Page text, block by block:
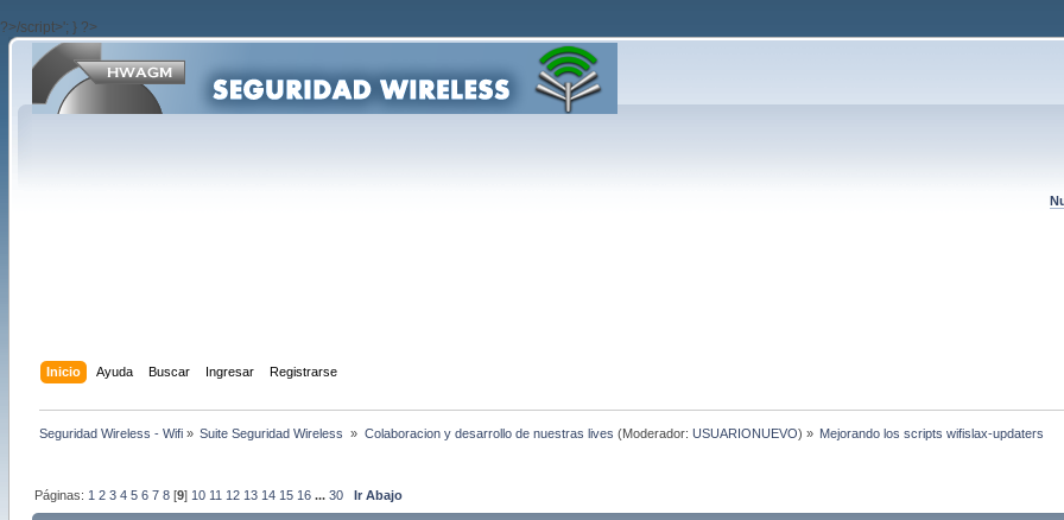
?>/script>'; } ?>
Inicio Ayuda Buscar Ingresar Registrarse
Seguridad Wireless - Wifi» Suite Seguridad Wireless » Colaboracion y desarrollo de nuestras lives (Moderador: USUARIONUEVO) » Mejorando los scripts wifislax-updaters
Páginas: 1 2 3 4 5 6 7 8[9] 10 11 12 13 14 15 16 ... 30 Ir Abajo